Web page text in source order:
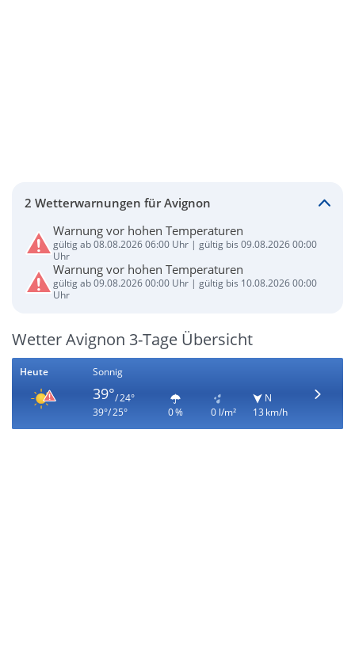
2 Wetterwarnungen für Avignon
Warnung vor hohen Temperaturen
gültig ab 08.08.2026 06:00 Uhr | gültig bis 09.08.2026 00:00
Uhr
Warnung vor hohen Temperaturen
gültig ab 09.08.2026 00:00 Uhr | gültig bis 10.08.2026 00:00
Uhr
Wetter Avignon 3-Tage Übersicht
Heute Sonnig
39°/ 24°
39°/ 25°
0 % 0 l/m²
N
13 km/h